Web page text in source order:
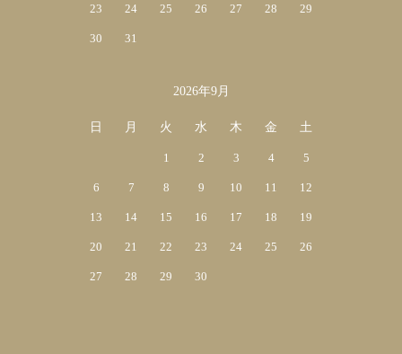
23 24 25 26 27 28 29
30 31
2026年9月
日 月 火 水 木 金 土
1 2 3 4 5
6 7 8 9 10 11 12
13 14 15 16 17 18 19
20 21 22 23 24 25 26
27 28 29 30